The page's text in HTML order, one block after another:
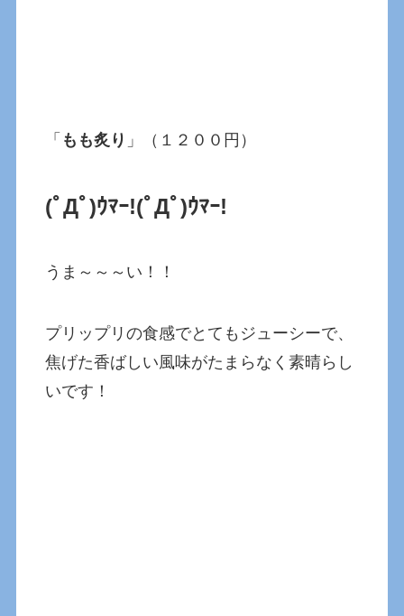
「 もも炙り 」（１２００円）
(ﾟДﾟ)ｳﾏｰ!(ﾟДﾟ)ｳﾏｰ!
うま～～～い！！
プリップリの食感でとてもジューシーで、
焦げた香ばしい風味がたまらなく素晴らし
いです！